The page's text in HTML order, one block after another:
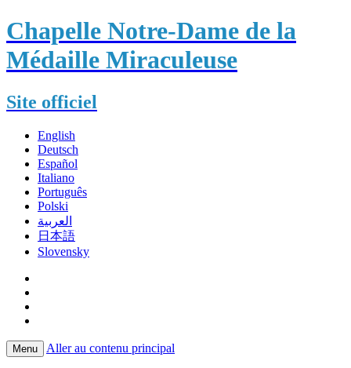
Chapelle Notre-Dame de la
Médaille Miraculeuse
Site officiel
English
Deutsch
Español
Italiano
Português
Polski
العربية
日本語
Slovensky
Menu Aller au contenu principal